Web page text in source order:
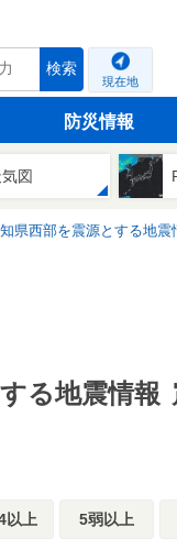
検索
現在地
防災情報
図
県西部を震源とする地震
る地震情報
以上 5弱以上